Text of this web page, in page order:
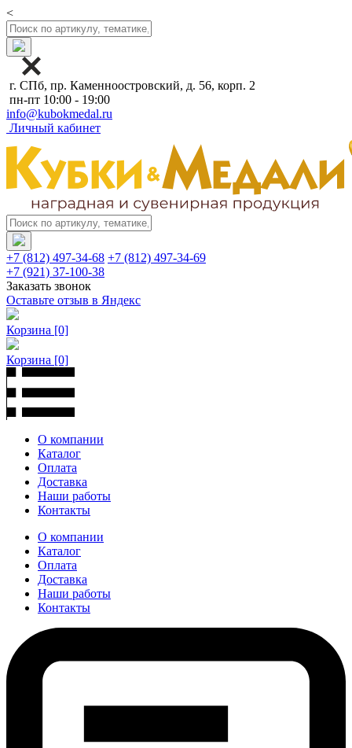
<
г. СПб, пр. Каменноостровский, д. 56, корп. 2
пн-пт 10:00 - 19:00
info@kubokmedal.ru
Личный кабинет
+7 (812) 497-34-68 +7 (812) 497-34-69
+7 (921) 37-100-38
Заказать звонок
Оставьте отзыв в Яндекс
Корзина [0]
Корзина [0]
О компании
Каталог
Оплата
Доставка
Наши работы
Контакты
О компании
Каталог
Оплата
Доставка
Наши работы
Контакты